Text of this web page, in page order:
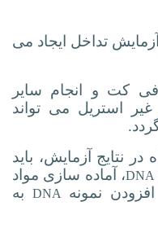
آزمایش تداخل ایجاد می
کت و انجام سایر
استریل می تواند
در نتایج آزمایش، باید
DNA، آماده سازی مواد
نمونه
DNA
به